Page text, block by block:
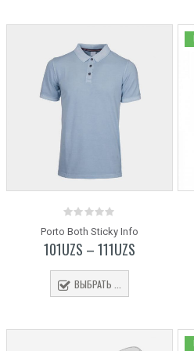
0
out
of
5
Porto Both Sticky Info
101UZS –111UZS
ВЫБРАТЬ ...